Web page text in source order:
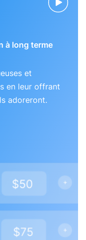
à long terme
et
en leur offrant
adoreront.